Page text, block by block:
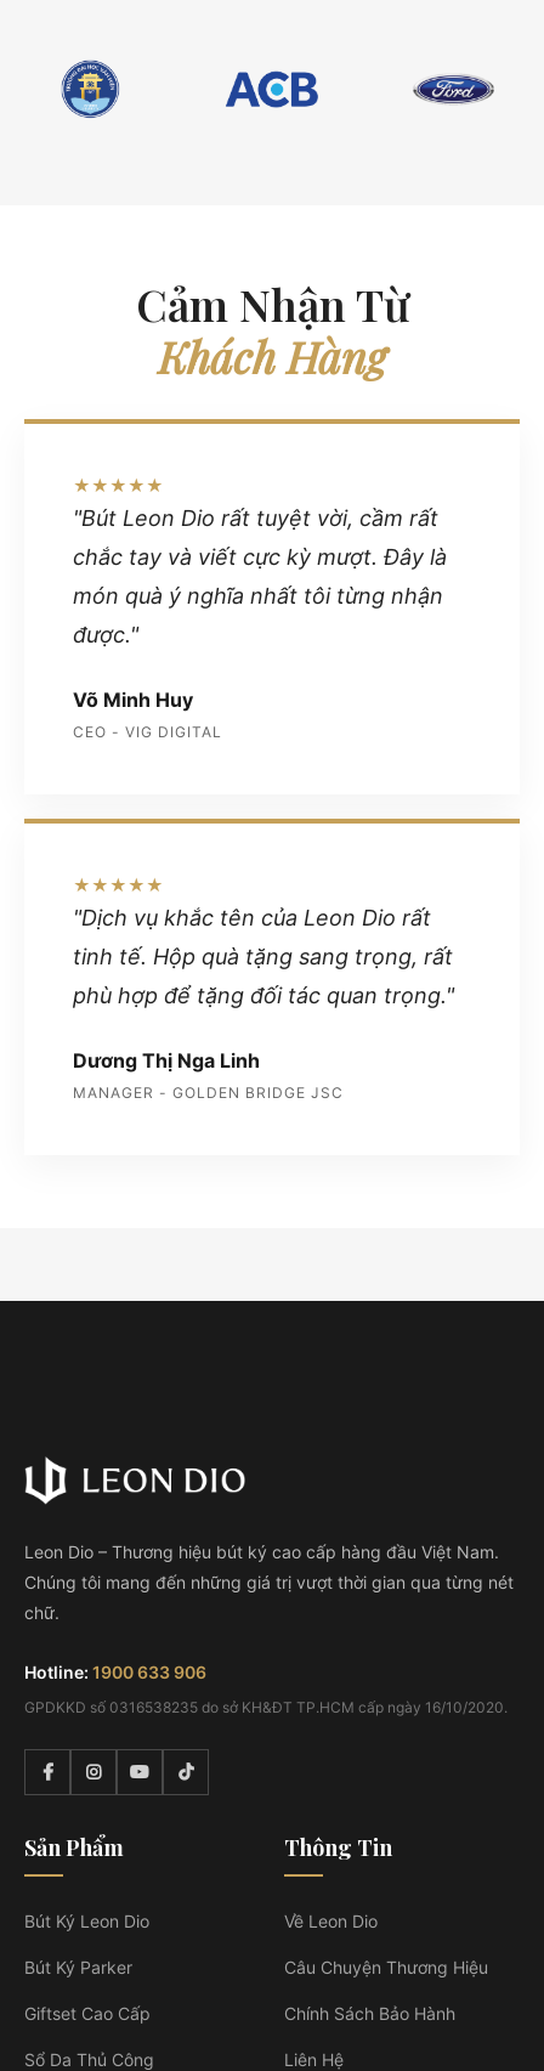
Cảm Nhận Từ
Khách Hàng
★★★★★
"Bút Leon Dio rất tuyệt vời, cầm rất
chắc tay và viết cực kỳ mượt. Đây là
món quà ý nghĩa nhất tôi từng nhận
được."
Võ Minh Huy
CEO - VIG DIGITAL
★★★★★
"Dịch vụ khắc tên của Leon Dio rất
tinh tế. Hộp quà tặng sang trọng, rất
phù hợp để tặng đối tác quan trọng."
Dương Thị Nga Linh
MANAGER - GOLDEN BRIDGE JSC
Leon Dio – Thương hiệu bút ký cao cấp hàng đầu Việt Nam.
Chúng tôi mang đến những giá trị vượt thời gian qua từng nét
chữ.
Hotline: 1900 633 906
GPDKKD số 0316538235 do sở KH&ĐT TP.HCM cấp ngày 16/10/2020.
Sản Phẩm
Bút Ký Leon Dio
Bút Ký Parker
Giftset Cao Cấp
Sổ Da Thủ Công
Thông Tin
Về Leon Dio
Câu Chuyện Thương Hiệu
Chính Sách Bảo Hành
Liên Hệ